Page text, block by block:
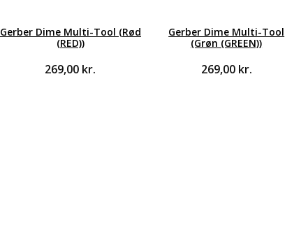
Gerber Dime Multi-Tool (Rød
(RED))
269,00 kr.
Gerber Dime Multi-Tool
(Grøn (GREEN))
269,00 kr.